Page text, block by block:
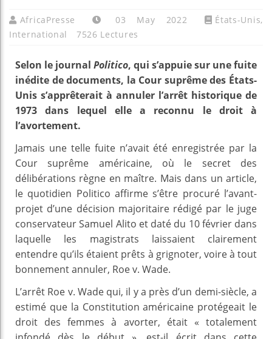
AfricaPresse 03 May 2022 États-Unis,
International
7526 Lectures
Selon le journal Politico, qui s’appuie sur une fuite
inédite de documents, la Cour suprême des États-
Unis s’apprêterait à annuler l’arrêt historique de
1973 dans lequel elle a reconnu le droit à
l’avortement.
Jamais une telle fuite n’avait été enregistrée par la
Cour suprême américaine, où le secret des
délibérations règne en maître. Mais dans un article,
le quotidien Politico affirme s’être procuré l’avant-
projet d’une décision majoritaire rédigé par le juge
conservateur Samuel Alito et daté du 10 février dans
laquelle les magistrats laissaient clairement
entendre qu’ils étaient prêts à grignoter, voire à tout
bonnement annuler, Roe v. Wade.
L’arrêt Roe v. Wade qui, il y a près d’un demi-siècle, a
estimé que la Constitution américaine protégeait le
droit des femmes à avorter, était « totalement